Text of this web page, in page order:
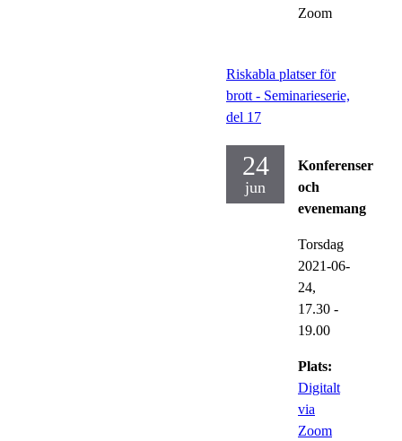
Zoom
Riskabla platser för
brott - Seminarieserie,
del 17
24
jun
Konferenser
och
evenemang
Torsdag
2021-06-
24,
17.30 -
19.00
Plats:
Digitalt
via
Zoom